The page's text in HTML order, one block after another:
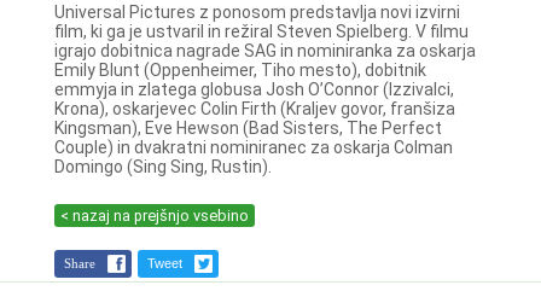
Universal Pictures z ponosom predstavlja novi izvirni
film, ki ga je ustvaril in režiral Steven Spielberg. V filmu
igrajo dobitnica nagrade SAG in nominiranka za oskarja
Emily Blunt (Oppenheimer, Tiho mesto), dobitnik
emmyja in zlatega globusa Josh O’Connor (Izzivalci,
Krona), oskarjevec Colin Firth (Kraljev govor, franšiza
Kingsman), Eve Hewson (Bad Sisters, The Perfect
Couple) in dvakratni nominiranec za oskarja Colman
Domingo (Sing Sing, Rustin).
< nazaj na prejšnjo vsebino
Share Tweet